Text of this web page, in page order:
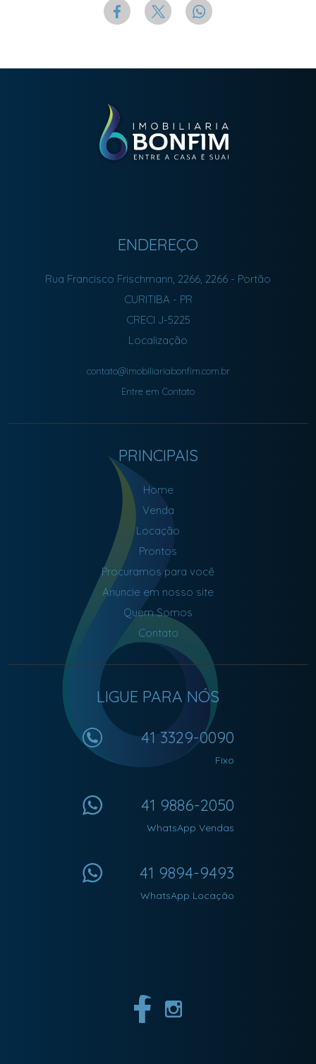
ENDEREÇO
Rua Francisco Frischmann, 2266, 2266 - Portão
CURITIBA - PR
CRECI J-5225
Localização
contato@imobiliariabonfim.com.br
Entre em Contato
PRINCIPAIS
Home
Venda
Locação
Prontos
Procuramos para você
Anuncie em nosso site
Quem Somos
Contato
LIGUE PARA NÓS
41 3329-0090
Fixo
41 9886-2050
WhatsApp Vendas
41 9894-9493
WhatsApp Locação